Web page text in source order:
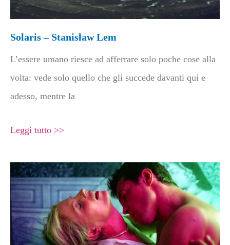
Solaris – Stanisław Lem
L’essere umano riesce ad afferrare solo poche cose alla
volta: vede solo quello che gli succede davanti qui e
adesso, mentre la
Leggi tutto >>